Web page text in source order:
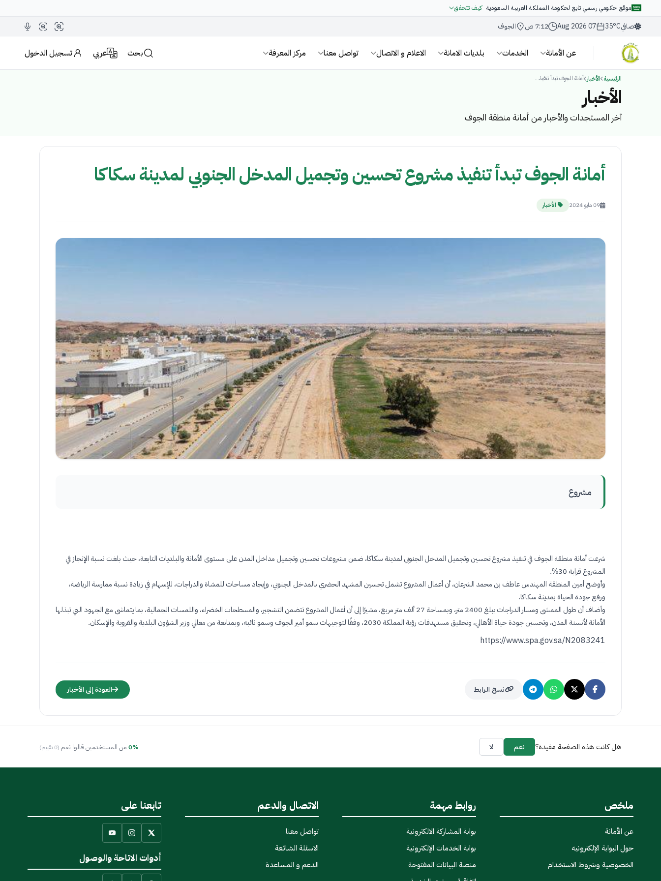
موقع حكومي رسمي تابع لحكومة المملكة العربية السعودية كيف تتحقق
صافي35°C
07 Aug 2026 7:12 ص الجوف
عن الأمانة الخدمات بلديات الامانة الاعلام و الاتصال تواصل معنا مركز المعرفة بحث عربي تسجيل الدخول
الرئيسية الأخبار أمانة الجوف تبدأ تنفيذ...
الأخبار
آخر المستجدات والأخبار من أمانة منطقة الجوف
أمانة الجوف تبدأ تنفيذ مشروع تحسين وتجميل المدخل الجنوبي لمدينة سكاكا
09 مايو 2024 الأخبار
مشروع
شرعت أمانة منطقة الجوف في تنفيذ مشروع تحسين وتجميل المدخل الجنوبي لمدينة سكاكا، ضمن مشروعات تحسين وتجميل مداخل المدن على مستوى الأمانة والبلديات التابعة، حيث بلغت نسبة الإنجاز في
المشروع قرابة 30
%.
وأوضح أمين المنطقة المهندس عاطف بن محمد الشرعان، أن أعمال المشروع تشمل تحسين المشهد الحضري بالمدخل الجنوبي، وإيجاد مساحات للمشاة والدراجات، للإسهام في زيادة نسبة ممارسة الرياضة،
ورفع جودة الحياة بمدينة سكاكا.
وأضاف أن طول الممشى ومسار الدراجات يبلغ 2400 متر، وبمساحة 27 ألف متر مربع، مشيرًا إلى أن أعمال المشروع تتضمن التشجير، والمسطحات الخضراء، واللمسات الجمالية، بما يتماشى مع الجهود التي تبذلها
الأمانة لأنسنة المدن، وتحسين جودة حياة الأهالي، وتحقيق مستهدفات رؤية المملكة 2030، وفقًا لتوجيهات سمو أمير الجوف وسمو نائبه، وبمتابعة من معالي وزير الشؤون البلدية والقروية والإسكان
.
https://www.spa.gov.sa/N2083241
نسخ الرابط العودة إلى الأخبار
هل كانت هذه الصفحة مفيدة؟ نعم لا 0% من المستخدمين قالوا نعم (0 تقييم)
ملخص
عن الأمانة
حول البوابة الإلكترونيه
الخصوصية وشروط الاستخدام
روابط مهمة
بوابة المشاركة الالكترونية
بوابة الخدمات الإلكترونية
منصة البيانات المفتوحة
الاتصال والدعم
تواصل معنا
الاسئلة الشائعة
الدعم و المساعدة
تابعنا على
أدوات الاتاحة والوصول